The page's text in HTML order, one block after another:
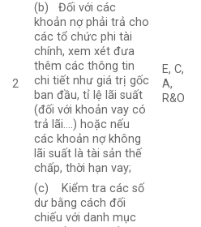
2
(b) Đối với các
khoản nợ phải trả cho
các tổ chức phi tài
chính, xem xét đưa
thêm các thông tin
chi tiết như giá trị gốc
ban đầu, tỉ lệ lãi suất
(đối với khoản vay có
trả lãi….) hoặc nếu
các khoản nợ không
lãi suất là tài sản thế
chấp, thời hạn vay;
(c) Kiểm tra các số
dư bằng cách đối
chiếu với danh mục
E, C,
A,
R&O